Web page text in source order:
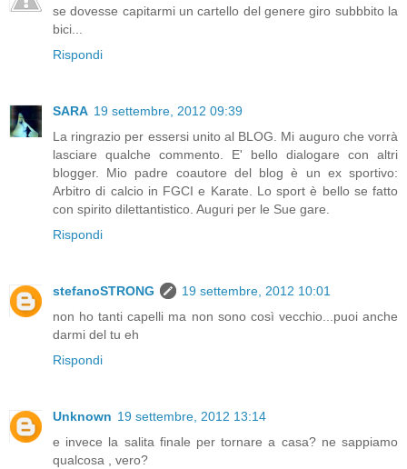
se dovesse capitarmi un cartello del genere giro subbbito la
bici...
Rispondi
SARA 19 settembre, 2012 09:39
La ringrazio per essersi unito al BLOG. Mi auguro che vorrà
lasciare qualche commento. E' bello dialogare con altri
blogger. Mio padre coautore del blog è un ex sportivo:
Arbitro di calcio in FGCI e Karate. Lo sport è bello se fatto
con spirito dilettantistico. Auguri per le Sue gare.
Rispondi
stefanoSTRONG
19 settembre, 2012 10:01
non ho tanti capelli ma non sono così vecchio...puoi anche
darmi del tu eh
Rispondi
Unknown 19 settembre, 2012 13:14
e invece la salita finale per tornare a casa? ne sappiamo
qualcosa , vero?